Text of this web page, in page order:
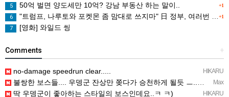
+1
5 50억 벌면 양도세만 10억? 강남 부동산 하는 말이..
+1
6 "트럼프, 나루토와 포켓몬 좀 맘대로 쓰지마" 日 정부, 여러번 '공식 우려' 표명
7 [영화] 와일드 씽
+
Comments
HIKARU
no-damage speedrun clear.....
Max
불쌍한 보스들.... 우뎅군 잔상만 쫒다가 승천하게 될듯 ㅡ..ㅡy~
HIKARU
딱 우뎅군이 좋아하는 스타일의 보스인데요..ㅋ ㅋ)